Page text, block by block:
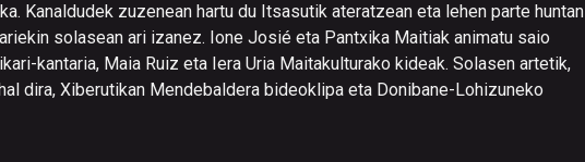
Kanaldudek zuzenean hartu du Itsasutik ateratzean eta lehen parte huntan
solasean ari izanez. Ione Josié eta Pantxika Maitiak animatu saio
kantaria, Maia Ruiz eta Iera Uria Maitakulturako kideak. Solasen artetik,
dira, Xiberutikan Mendebaldera bideoklipa eta Donibane-Lohizuneko